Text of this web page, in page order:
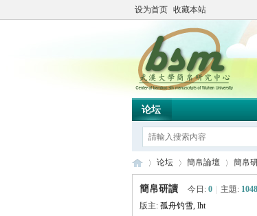
设为首页 收藏本站
论坛
论坛 簡帛論壇 簡帛
簡帛研讀 今日: 0 主題: 1048
版主: 孤舟钓雪, lht